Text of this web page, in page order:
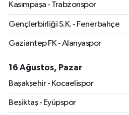
Kasımpaşa - Trabzonspor
Gençlerbirliği S.K. - Fenerbahçe
Gaziantep FK - Alanyaspor
16 Ağustos, Pazar
Başakşehir - Kocaelispor
Beşiktaş - Eyüpspor